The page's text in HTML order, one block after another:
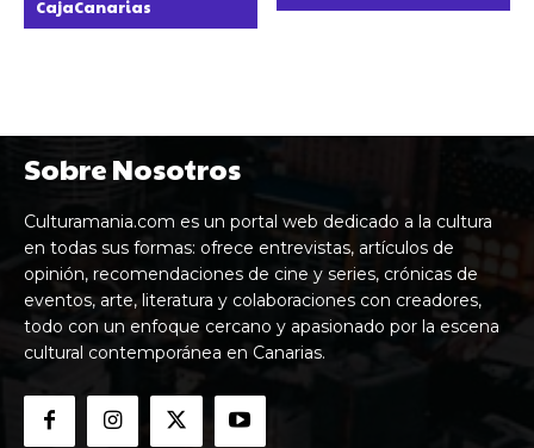
CajaCanarias
Sobre Nosotros
Culturamania.com es un portal web dedicado a la cultura
en todas sus formas: ofrece entrevistas, artículos de
opinión, recomendaciones de cine y series, crónicas de
eventos, arte, literatura y colaboraciones con creadores,
todo con un enfoque cercano y apasionado por la escena
cultural contemporánea en Canarias.